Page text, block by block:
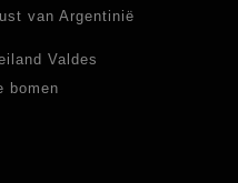
van Argentinië
Valdes
bomen